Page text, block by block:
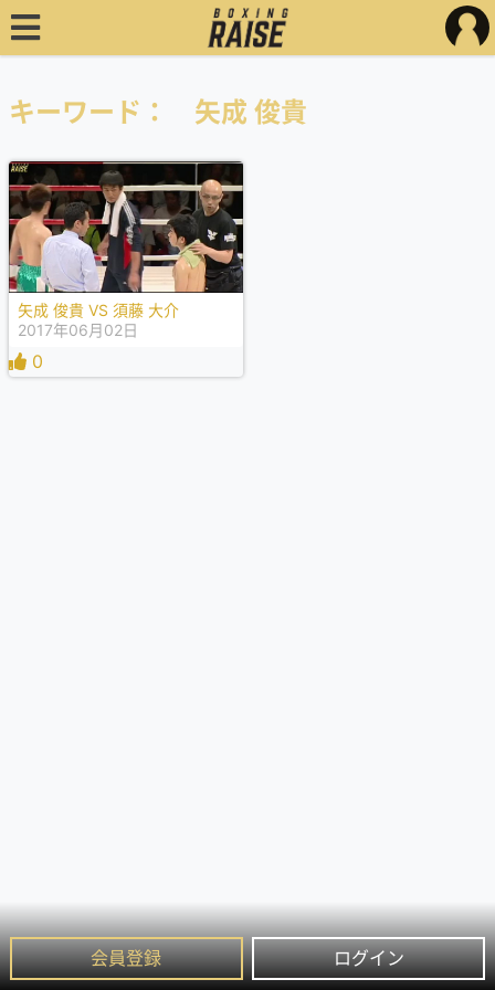
会員登録 ログイン
キーワード： 矢成 俊貴
矢成 俊貴 VS 須藤 大介
2017年06月02日
0